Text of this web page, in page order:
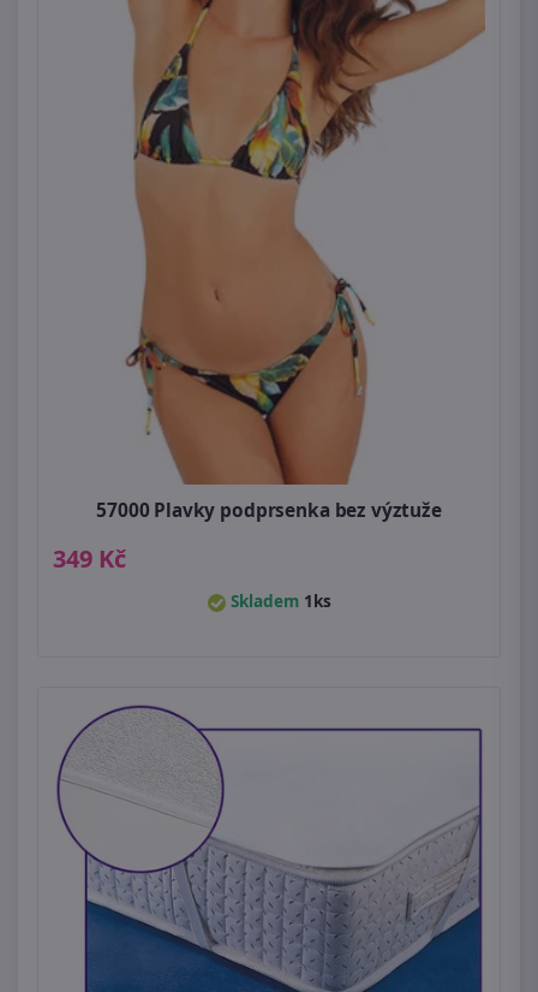
57000 Plavky podprsenka bez výztuže
349 Kč
Skladem 1ks